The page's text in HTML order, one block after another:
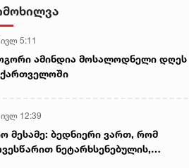
გავრცელების ფაქტებზე, ერთ
5:11
ამინდია მოსალოდნელი დღეს
12:39
მესამე: ბედნიერი ვართ, რომ
ნეტარხსენებულის,